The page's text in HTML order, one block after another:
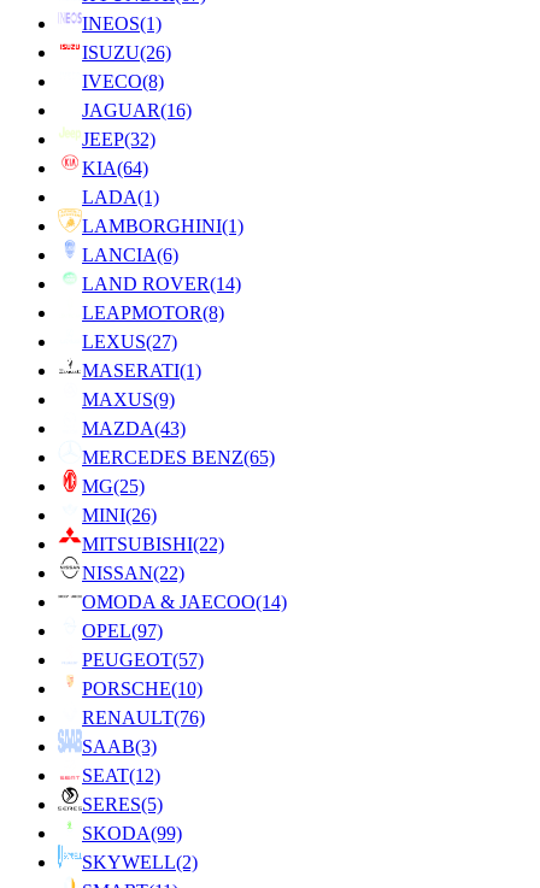
INEOS(1)
ISUZU(26)
IVECO(8)
JAGUAR(16)
JEEP(32)
KIA(64)
LADA(1)
LAMBORGHINI(1)
LANCIA(6)
LAND ROVER(14)
LEAPMOTOR(8)
LEXUS(27)
MASERATI(1)
MAXUS(9)
MAZDA(43)
MERCEDES BENZ(65)
MG(25)
MINI(26)
MITSUBISHI(22)
NISSAN(22)
OMODA & JAECOO(14)
OPEL(97)
PEUGEOT(57)
PORSCHE(10)
RENAULT(76)
SAAB(3)
SEAT(12)
SERES(5)
SKODA(99)
SKYWELL(2)